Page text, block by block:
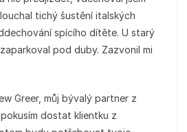
tichý šustění italských
spícího dítěte. U starý
pod duby. Zazvonil mi
Greer, můj bývalý partner z
dostat klientku z